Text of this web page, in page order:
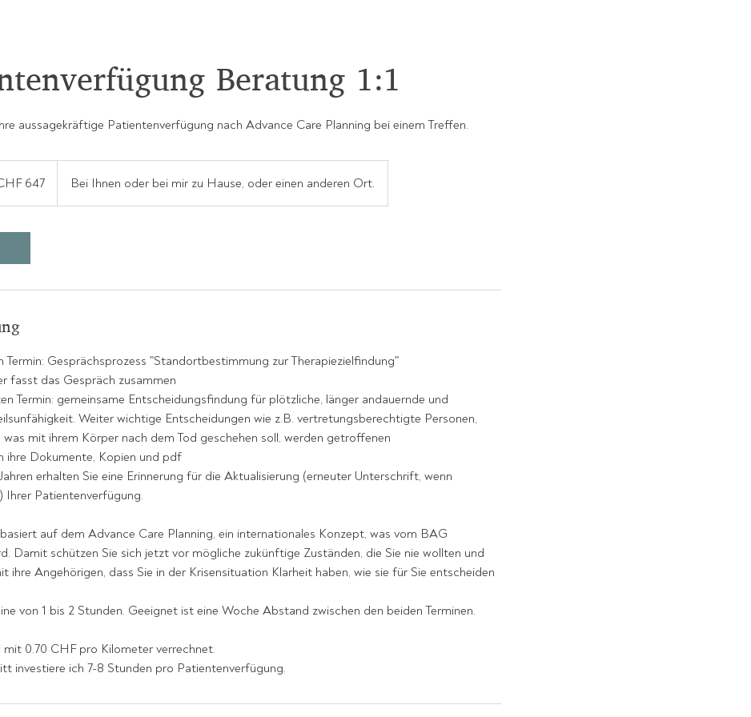
Beratung 1:1
aussagekräftige Patientenverfügung nach Advance Care Planning bei einem Treffen.
647 Bei Ihnen oder bei mir zu Hause, oder einen anderen Ort.
Termin: Gesprächsprozess "Standortbestimmung zur Therapiezielfindung"
fasst das Gespräch zusammen
Termin: gemeinsame Entscheidungsfindung für plötzliche, länger andauernde und
Weiter wichtige Entscheidungen wie z.B. vertretungsberechtigte Personen,
was mit ihrem Körper nach dem Tod geschehen soll, werden getroffenen
ihre Dokumente, Kopien und pdf
erhalten Sie eine Erinnerung für die Aktualisierung (erneuter Unterschrift, wenn
Ihrer Patientenverfügung.
auf dem Advance Care Planning, ein internationales Konzept, was vom BAG
Damit schützen Sie sich jetzt vor mögliche zukünftige Zuständen, die Sie nie wollten und
ihre Angehörigen, dass Sie in der Krisensituation Klarheit haben, wie sie für Sie entscheiden
von 1 bis 2 Stunden. Geeignet ist eine Woche Abstand zwischen den beiden Terminen.
mit 0.70 CHF pro Kilometer verrechnet.